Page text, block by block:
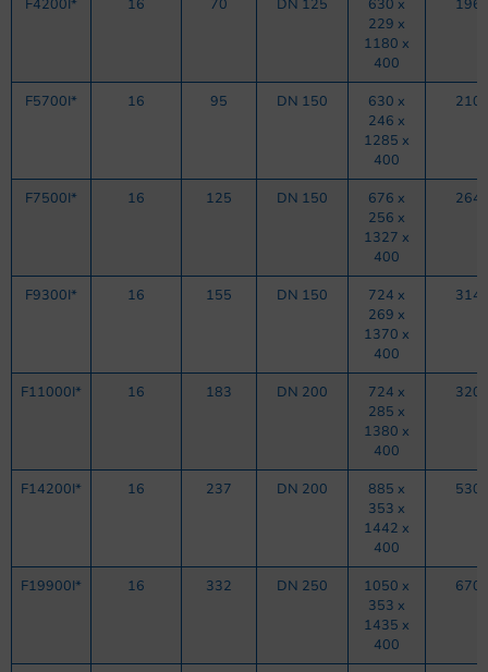
F4200I* 16 70 DN 125
630 x
229 x
1180 x
400
196
F5700I* 16 95 DN 150
630 x
246 x
1285 x
400
210
F7500I* 16 125 DN 150
676 x
256 x
1327 x
400
264
F9300I* 16 155 DN 150
724 x
269 x
1370 x
400
314
F11000I* 16 183 DN 200
724 x
285 x
1380 x
400
320
F14200I* 16 237 DN 200
885 x
353 x
1442 x
400
530
F19900I* 16 332 DN 250
1050 x
353 x
1435 x
400
670